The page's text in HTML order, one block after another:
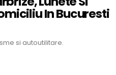
In Bucuresti
si autoutilitare.